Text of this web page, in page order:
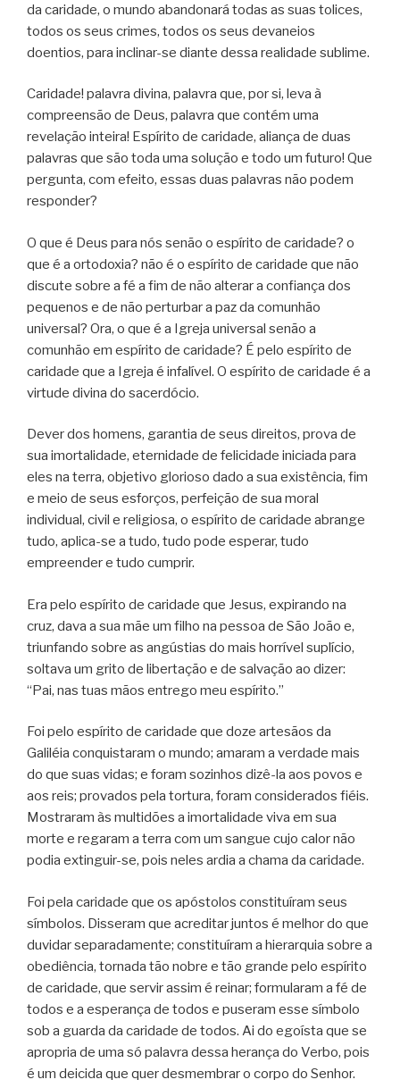
da caridade, o mundo abandonará todas as suas tolices,
todos os seus crimes, todos os seus devaneios
doentios, para inclinar-se diante dessa realidade sublime.
Caridade! palavra divina, palavra que, por si, leva à
compreensão de Deus, palavra que contém uma
revelação inteira! Espírito de caridade, aliança de duas
palavras que são toda uma solução e todo um futuro! Que
pergunta, com efeito, essas duas palavras não podem
responder?
O que é Deus para nós senão o espírito de caridade? o
que é a ortodoxia? não é o espírito de caridade que não
discute sobre a fé a fim de não alterar a confiança dos
pequenos e de não perturbar a paz da comunhão
universal? Ora, o que é a Igreja universal senão a
comunhão em espírito de caridade? É pelo espírito de
caridade que a Igreja é infalível. O espírito de caridade é a
virtude divina do sacerdócio.
Dever dos homens, garantia de seus direitos, prova de
sua imortalidade, eternidade de felicidade iniciada para
eles na terra, objetivo glorioso dado a sua existência, fim
e meio de seus esforços, perfeição de sua moral
individual, civil e religiosa, o espírito de caridade abrange
tudo, aplica-se a tudo, tudo pode esperar, tudo
empreender e tudo cumprir.
Era pelo espírito de caridade que Jesus, expirando na
cruz, dava a sua mãe um filho na pessoa de São João e,
triunfando sobre as angústias do mais horrível suplício,
soltava um grito de libertação e de salvação ao dizer:
“Pai, nas tuas mãos entrego meu espírito.”
Foi pelo espírito de caridade que doze artesãos da
Galiléia conquistaram o mundo; amaram a verdade mais
do que suas vidas; e foram sozinhos dizê-la aos povos e
aos reis; provados pela tortura, foram considerados fiéis.
Mostraram às multidões a imortalidade viva em sua
morte e regaram a terra com um sangue cujo calor não
podia extinguir-se, pois neles ardia a chama da caridade.
Foi pela caridade que os apóstolos constituíram seus
símbolos. Disseram que acreditar juntos é melhor do que
duvidar separadamente; constituíram a hierarquia sobre a
obediência, tornada tão nobre e tão grande pelo espírito
de caridade, que servir assim é reinar; formularam a fé de
todos e a esperança de todos e puseram esse símbolo
sob a guarda da caridade de todos. Ai do egoísta que se
apropria de uma só palavra dessa herança do Verbo, pois
é um deicida que quer desmembrar o corpo do Senhor.